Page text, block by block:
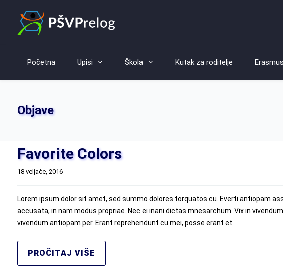
Početna Upisi Škola Kutak za roditelje
Objave
Favorite Colors
18 veljače, 2016
Lorem ipsum dolor sit amet, sed summo dolores torquatos cu. Everti antiopam
accusata, in nam modus propriae. Nec ei inani dictas mnesarchum. Vix in
vivendum antiopam per. Erant reprehendunt cu mei, posse erant et
PROČITAJ VIŠE